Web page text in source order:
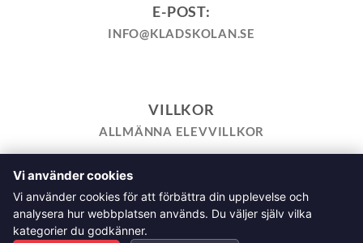
E-POST:
INFO@KLADSKOLAN.SE
VILLKOR
ALLMÄNNA ELEVVILLKOR
TILL KASSAN VARUKORG
HEMSIDEPOLICY
COOKIEPOLICY
INTEGRITETSPOLICY
ALLMÄNNA FRÅGOR OM VÅRA KURSER I SÖMNAD OCH
TILLSKÄRNING
Vi använder cookies
Vi använder cookies för att förbättra din upplevelse och
analysera hur webbplatsen används. Du väljer själv vilka
kategorier du godkänner.